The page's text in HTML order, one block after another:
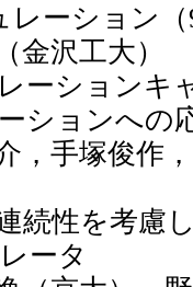
レーショ
金沢工大）
レーション
ションへの
塚俊作，
連続性を考
ータ